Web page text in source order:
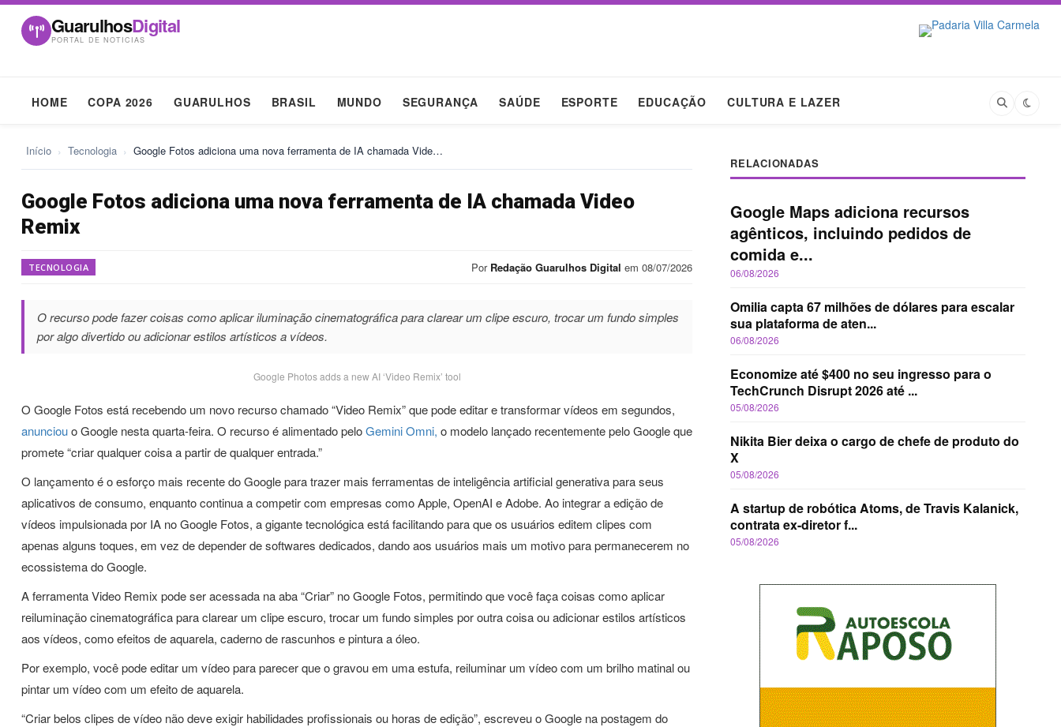
GuarulhosDigital
PORTAL DE NOTICIAS
HOME COPA 2026 GUARULHOS BRASIL MUNDO SEGURANÇA SAÚDE ESPORTE EDUCAÇÃO CULTURA E LAZER
Início › Tecnologia › Google Fotos adiciona uma nova ferramenta de IA chamada Vide…
Google Fotos adiciona uma nova ferramenta de IA chamada Video
Remix
TECNOLOGIA Por Redação Guarulhos Digital em 08/07/2026
O recurso pode fazer coisas como aplicar iluminação cinematográfica para clarear um clipe escuro, trocar um fundo simples
por algo divertido ou adicionar estilos artísticos a vídeos.
Google Photos adds a new AI ‘Video Remix’ tool
O Google Fotos está recebendo um novo recurso chamado “Video Remix” que pode editar e transformar vídeos em segundos,
anunciouo Google nesta quarta-feira. O recurso é alimentado peloGemini Omni, o modelo lançado recentemente pelo Google que
promete “criar qualquer coisa a partir de qualquer entrada.”
O lançamento é o esforço mais recente do Google para trazer mais ferramentas de inteligência artificial generativa para seus
aplicativos de consumo, enquanto continua a competir com empresas como Apple, OpenAI e Adobe. Ao integrar a edição de
vídeos impulsionada por IA no Google Fotos, a gigante tecnológica está facilitando para que os usuários editem clipes com
apenas alguns toques, em vez de depender de softwares dedicados, dando aos usuários mais um motivo para permanecerem no
ecossistema do Google.
A ferramenta Video Remix pode ser acessada na aba “Criar” no Google Fotos, permitindo que você faça coisas como aplicar
reiluminação cinematográfica para clarear um clipe escuro, trocar um fundo simples por outra coisa ou adicionar estilos artísticos
aos vídeos, como efeitos de aquarela, caderno de rascunhos e pintura a óleo.
Por exemplo, você pode editar um vídeo para parecer que o gravou em uma estufa, reiluminar um vídeo com um brilho matinal ou
pintar um vídeo com um efeito de aquarela.
“Criar belos clipes de vídeo não deve exigir habilidades profissionais ou horas de edição”, escreveu o Google na postagem do
RELACIONADAS
Google Maps adiciona recursos
agênticos, incluindo pedidos de
comida e...
06/08/2026
Omilia capta 67 milhões de dólares para escalar
sua plataforma de aten...
06/08/2026
Economize até $400 no seu ingresso para o
TechCrunch Disrupt 2026 até ...
05/08/2026
Nikita Bier deixa o cargo de chefe de produto do
X
05/08/2026
A startup de robótica Atoms, de Travis Kalanick,
contrata ex-diretor f...
05/08/2026